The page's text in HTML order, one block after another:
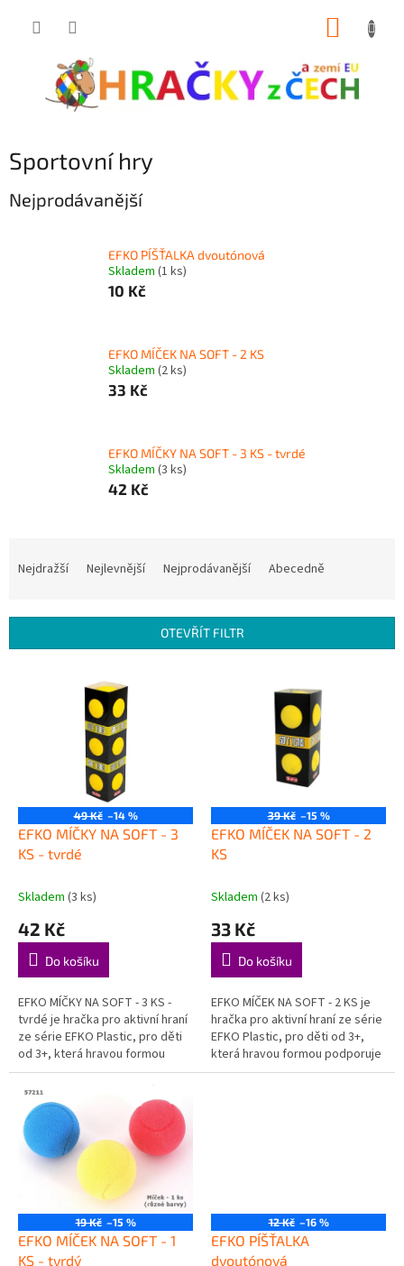
Sportovní hry
Nejprodávanější
EFKO PÍŠŤALKA dvoutónová
Skladem (1 ks)
10 Kč
EFKO MÍČEK NA SOFT - 2 KS
Skladem (2 ks)
33 Kč
EFKO MÍČKY NA SOFT - 3 KS - tvrdé
Skladem (3 ks)
42 Kč
í
Nejdražší Nejlevnější Nejprodávanější Abecedně
OTEVŘÍT FILTR
49 Kč –14 %
EFKO MÍČKY NA SOFT - 3
KS - tvrdé
Skladem (3 ks)
42 Kč
Do košíku
EFKO MÍČKY NA SOFT - 3 KS -
tvrdé je hračka pro aktivní hraní
ze série EFKO Plastic, pro děti
od 3+, která hravou formou
podporuje děti při objevování,
hraní a rozvoji...
39 Kč –15 %
EFKO MÍČEK NA SOFT - 2
KS
Skladem (2 ks)
33 Kč
Do košíku
EFKO MÍČEK NA SOFT - 2 KS je
hračka pro aktivní hraní ze série
EFKO Plastic, pro děti od 3+,
která hravou formou podporuje
děti při objevování, hraní a
19 Kč –15 %
EFKO MÍČEK NA SOFT - 1
KS - tvrdý
12 Kč –16 %
EFKO PÍŠŤALKA
dvoutónová